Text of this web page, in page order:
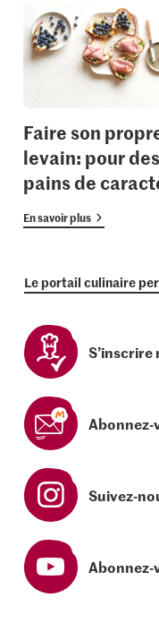
Faire son
levain: pour des
pains de
En savoir plus
Le portail culinaire
Abonnez-
Suivez-
Abonnez-